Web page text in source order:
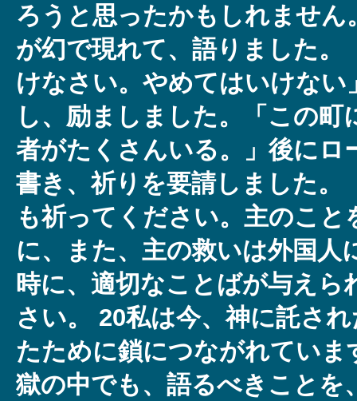
ろうと思ったかもしれません
が幻で現れて、語りました。
けなさい。やめてはいけない
し、励ましました。「この町
者がたくさんいる。」後にロ
書き、祈りを要請しました。
も祈ってください。主のこと
に、また、主の救いは外国人
時に、適切なことばが与えら
さい。 20私は今、神に託さ
たために鎖につながれていま
獄の中でも、語るべきことを